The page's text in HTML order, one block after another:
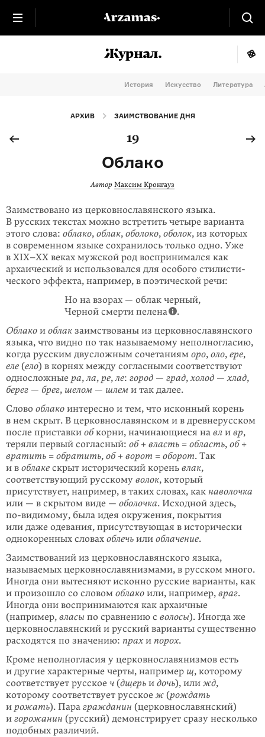
История Искусство Литература
АРХИВ ЗАИМСТВОВАНИЕ ДНЯ
19
Облако
Автор Максим Кронгауз
Заимствовано из церковносла­вянского языка.
В русских текстах можно встре­тить четыре варианта
этого слова: облако, облак, оболоко, оболок, из которых
в современном языке сохранилось только одно. Уже
в XIX–XX веках мужской род воспринимался как
архаический и использовался для особого стилисти­
ческого эффекта, например, в поэтической речи:
Но на взорах — облак черный,
Черной смерти пелена
.
Облако и облак заимствованы из церковнославянского
языка, что видно по так называемому неполногласию,
когда русским двусложным сочетаниям оро, оло, ере,
еле (ело) в корнях между согласными соответствуют
односложные ра,ла, ре,ле: город — град,холод —хлад,
берег — брег, шелом — шлем и так далее.
Слово облако интересно и тем, что исконный корень
в нем скрыт. В церковно­славянском и в древнерусском
после приставки обкорни, начинающиеся на вл и вр,
теряли первый согласный: об+ власть = область, об+
вратить = обра­тить, об+ ворот = оборот. Так
и в облаке скрыт исторический корень влак,
соответствующий русскому волок, который
присутствует, например, в таких словах, как наволочка
или — в скрытом виде — оболочка. Исходной здесь,
по-видимому, была идея окружения, покрытия
или даже одевания, присутствую­щая в исторически
однокоренных словах ­ облечь или облачение.
Заимствований из церковносла­вянского языка,
называемых церковнославя­низмами, в русском много.
Иногда они вытесняют исконно русские варианты, как
и произошло со словом облако или, например, враг.
Иногда они восприни­маются как архаичные
(например, власы по сравнению с волосы). Иногда же
церковнославянский и русский варианты существенно
расходятся по значению: прахи порох.
Кроме неполногласия у церковнославя­низмов есть
и другие характерные черты, например щ, которому
соответствует русское ч (дщерь и дочь), или жд,
которому соответствует русское ж (рождать
и рожать). Пара гражданин (церковносла­вянский)
и горожанин (русский) демонстрирует сразу несколько
подобных различий.